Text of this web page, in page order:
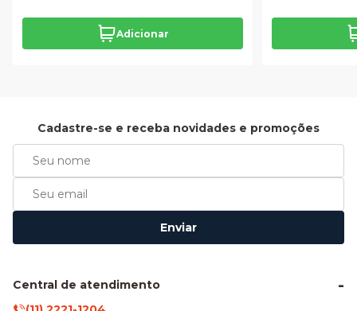
Adicionar
Cadastre-se e receba novidades e promoções
Enviar
Central de atendimento